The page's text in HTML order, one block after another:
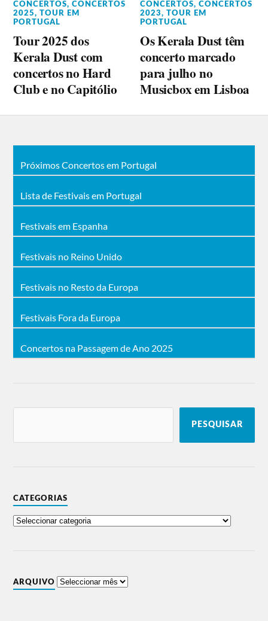
CONCERTOS,CONCERTOS
2025,TOUR EM
PORTUGAL
Tour 2025 dos
Kerala Dust com
concertos no Hard
Club e no Capitólio
CONCERTOS,CONCERTOS
2023,TOUR EM
PORTUGAL
Os Kerala Dust têm
concerto marcado
para julho no
Musicbox em Lisboa
Próximos Concertos em Portugal
Lista de Festivais em Portugal
Festivais em Espanha
Festivais no Reino Unido
Festivais no Resto da Europa
Festivais Fora da Europa
Concertos na Passagem de Ano 2025
PESQUISAR
CATEGORIAS
ARQUIVO